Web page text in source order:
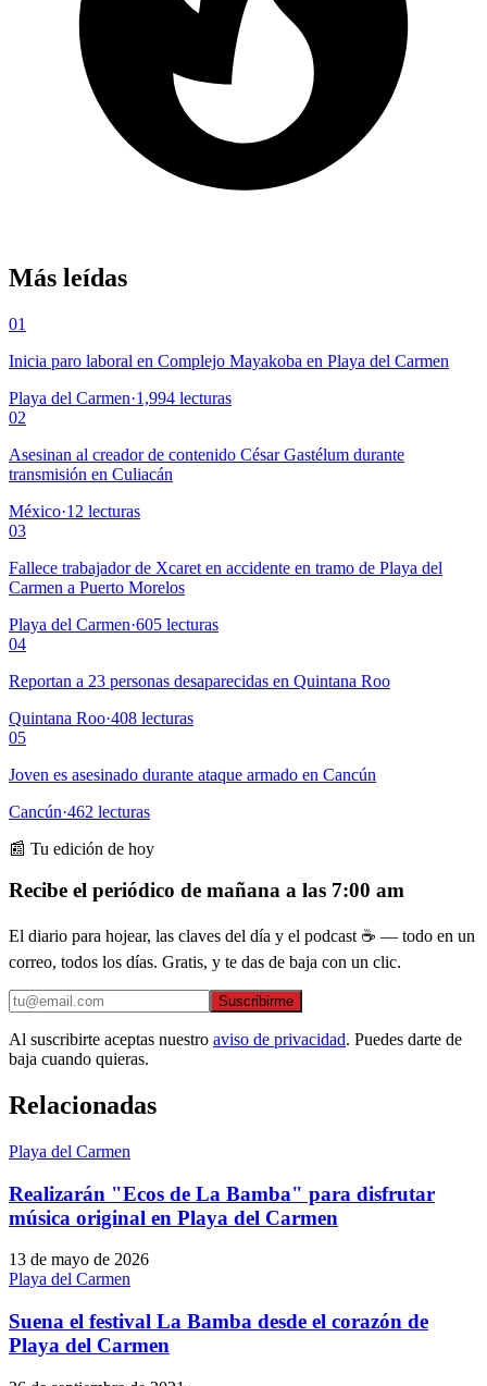
Más leídas
01
Inicia paro laboral en Complejo Mayakoba en Playa del Carmen
Playa del Carmen·1,994 lecturas
02
Asesinan al creador de contenido César Gastélum durante
transmisión en Culiacán
México·12 lecturas
03
Fallece trabajador de Xcaret en accidente en tramo de Playa del
Carmen a Puerto Morelos
Playa del Carmen·605 lecturas
04
Reportan a 23 personas desaparecidas en Quintana Roo
Quintana Roo·408 lecturas
05
Joven es asesinado durante ataque armado en Cancún
Cancún·462 lecturas
📰 Tu edición de hoy
Recibe el periódico de mañana a las 7:00 am
El diario para hojear, las claves del día y el podcast ☕ — todo en un
correo, todos los días. Gratis, y te das de baja con un clic.
Suscribirme
Al suscribirte aceptas nuestro aviso de privacidad. Puedes darte de
baja cuando quieras.
Relacionadas
Playa del Carmen
Realizarán "Ecos de La Bamba" para disfrutar
música original en Playa del Carmen
13 de mayo de 2026
Playa del Carmen
Suena el festival La Bamba desde el corazón de
Playa del Carmen